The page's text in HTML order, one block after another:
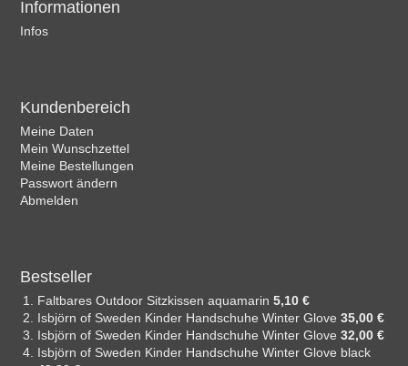
Informationen
Infos
Kundenbereich
Meine Daten
Mein Wunschzettel
Meine Bestellungen
Passwort ändern
Abmelden
Bestseller
Faltbares Outdoor Sitzkissen aquamarin5,10 €
Isbjörn of Sweden Kinder Handschuhe Winter Glove35,00 €
Isbjörn of Sweden Kinder Handschuhe Winter Glove32,00 €
Isbjörn of Sweden Kinder Handschuhe Winter Glove black